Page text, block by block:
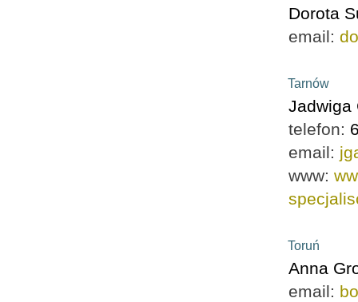
Dorota
email:
Tarnów
Jadwiga
telefon:
email:
www:
Toruń
Anna
email: